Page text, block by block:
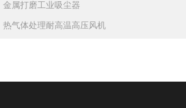
金属打磨工业吸尘器
热气体处理耐高温高压风机